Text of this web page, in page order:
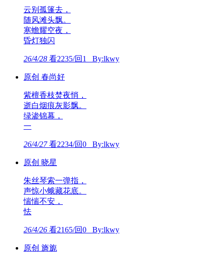
云别孤篷去，
随风滩头飘。
寒蟾耀空夜，
昏灯独闪
26/4/28 看2235/回1 By:lkwy
原创 春尚好
紫檀香枝焚夜悄，
逝白烟痕灰影飘。
绿渗锦幕，
一
26/4/27看2234/回0 By:lkwy
原创 晓星
朱丝琴索一弹指，
声惊小蛾藏花底。
惴惴不安，
怯
26/4/26 看2165/回0 By:lkwy
原创 旖旎